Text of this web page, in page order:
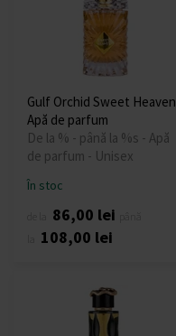
Gulf Orchid Sweet Heaven
Apă de parfum
De la % - până la %s - Apă
de parfum - Unisex
În stoc
86,00 lei
108,00 lei